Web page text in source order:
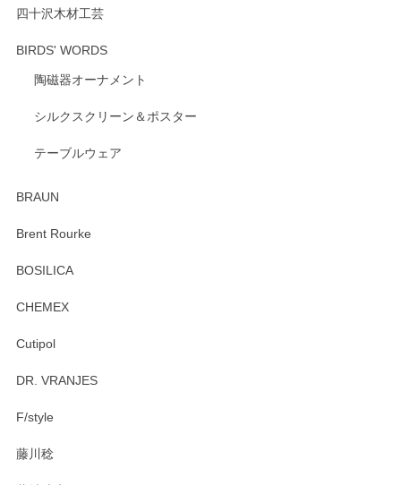
四十沢木材工芸
BIRDS' WORDS
陶磁器オーナメント
シルクスクリーン＆ポスター
テーブルウェア
BRAUN
Brent Rourke
BOSILICA
CHEMEX
Cutipol
DR. VRANJES
F/style
藤川稔